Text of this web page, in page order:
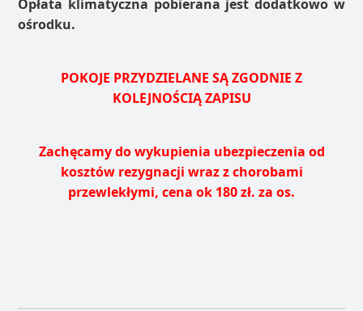
Opłata klimatyczna pobierana jest dodatkowo w
ośrodku.
POKOJE PRZYDZIELANE SĄ ZGODNIE Z
KOLEJNOŚCIĄ ZAPISU
Zachęcamy do wykupienia ubezpieczenia od
kosztów rezygnacji wraz z chorobami
przewlekłymi, cena ok 180 zł. za os.